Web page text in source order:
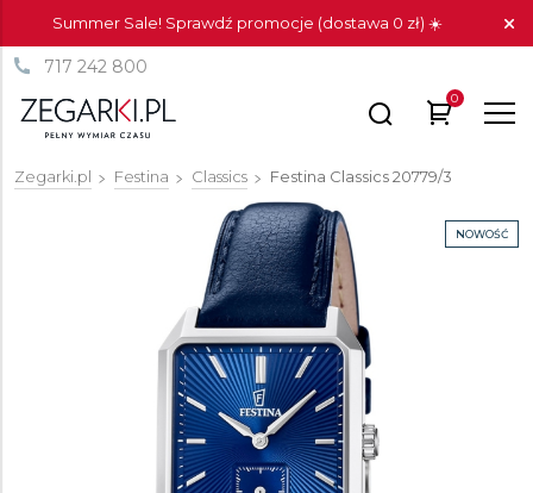
Summer Sale! Sprawdź promocje (dostawa 0 zł) ☀️
717 242 800
0
Zegarki.pl Festina Classics Festina Classics20779/3
NOWOŚĆ